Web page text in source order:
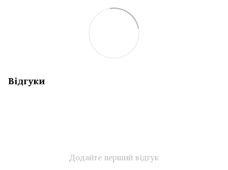
Відгуки
Додайте перший відгук